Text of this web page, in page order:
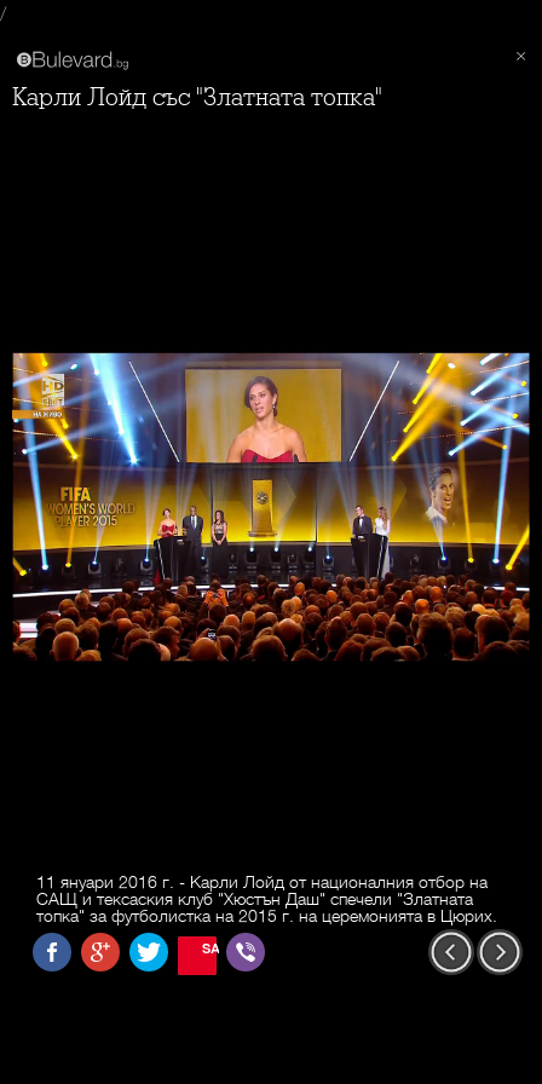
/
Карли Лойд със "Златната топка"
11 януари 2016 г. - Карли Лойд от националния отбор на
САЩ и тексаския клуб "Хюстън Даш" спечели "Златната
топка" за футболистка на 2015 г. на церемонията в Цюрих.
SAVE